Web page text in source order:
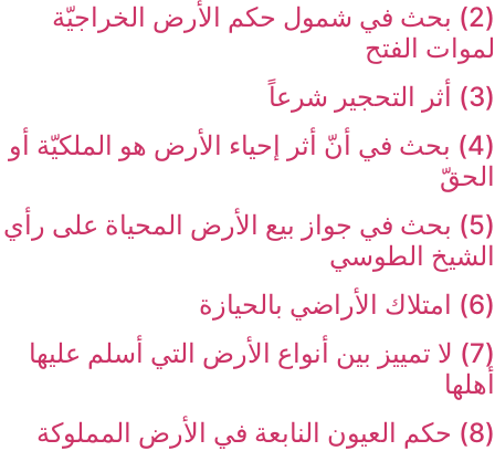
(2) بحث في شمول حكم الأرض الخراجيّة
لموات الفتح‏
(3) أثر التحجير شرعاً
(4) بحث في أنّ أثر إحياء الأرض هو الملكيّة أو
الحقّ‏
(5) بحث في جواز بيع الأرض المحياة على رأي
الشيخ الطوسي‏
(6) امتلاك الأراضي بالحيازة
(7) لا تمييز بين أنواع الأرض التي أسلم عليها
أهلها
(8) حكم العيون النابعة في الأرض المملوكة